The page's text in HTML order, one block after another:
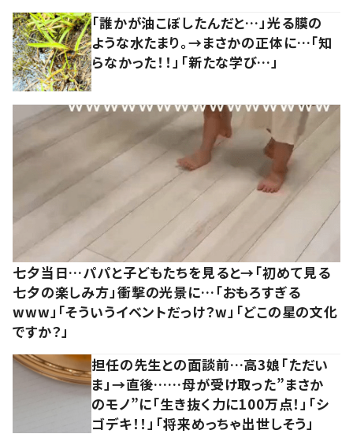
「誰かが油こぼしたんだと…」光る膜の
ような水たまり。→まさかの正体に…「知
らなかった！！」「新たな学び…」
七夕当日…パパと子どもたちを見ると→「初めて見る
七夕の楽しみ方」衝撃の光景に…「おもろすぎる
www」「そういうイベントだっけ？w」「どこの星の文化
ですか？」
担任の先生との面談前…高3娘「ただい
ま」→直後……母が受け取った”まさか
のモノ”に「生き抜く力に100万点！」「シ
ゴデキ！！」「将来めっちゃ出世しそう」